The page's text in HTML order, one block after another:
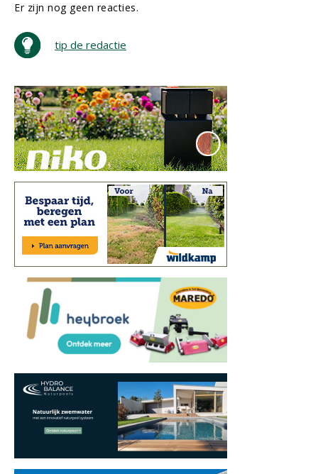
Er zijn nog geen reacties.
tip de redactie